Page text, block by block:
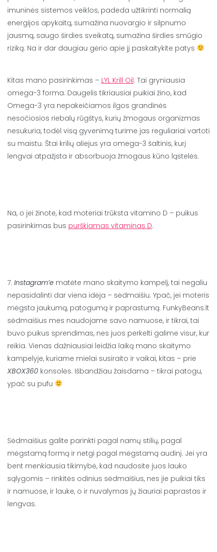
imuninės sistemos veiklos, padeda užtikrinti normalią
energijos apykaitą, sumažina nuovargio ir silpnumo
jausmą, saugo širdies sveikatą, sumažina širdies smūgio
riziką. Na ir dar daugiau gėrio apie jį paskaitykite patys
Kitas mano pasirinkimas – LYL Krill Oil. Tai gryniausia
omega-3 forma. Daugelis tikriausiai puikiai žino, kad
Omega-3 yra nepakeičiamos ilgos grandinės
nesočiosios riebalų rūgštys, kurių žmogaus organizmas
nesukuria, todėl visą gyvenimą turime jas reguliariai vartoti
su maistu. Štai krilių aliejus yra omega-3 šaltinis, kurį
lengvai atpažįsta ir absorbuoja žmogaus kūno ląstelės.
Na, o jei žinote, kad moteriai trūksta vitamino D – puikus
pasirinkimas bus purškiamas vitaminas D.
7. Instagram’e matėte mano skaitymo kampelį, tai negaliu
nepasidalinti dar viena idėja – sėdmaišiu. Ypač, jei moteris
mėgsta jaukumą, patogumą ir paprastumą. FunkyBeans.lt
sėdmaišius mes naudojame savo namuose, ir tikrai, tai
buvo puikus sprendimas, nes juos perkelti galime visur, kur
reikia. Vienas dažniausiai leidžia laiką mano skaitymo
kampelyje, kuriame mielai susiraito ir vaikai, kitas – prie
XBOX360 konsolės. Išbandžiau žaisdama – tikrai patogu,
ypač su pufu
Sėdmaišius galite parinkti pagal namų stilių, pagal
mėgstamą formą ir netgi pagal mėgstamą audinį. Jei yra
bent menkiausia tikimybė, kad naudosite juos lauko
sąlygomis – rinkitės odinius sėdmaišius, nes jie puikiai tiks
ir namuose, ir lauke, o ir nuvalymas jų žiauriai paprastas ir
lengvas.